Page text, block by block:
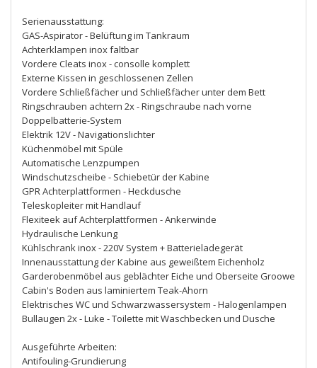
Serienausstattung:
GAS-Aspirator - Belüftung im Tankraum
Achterklampen inox faltbar
Vordere Cleats inox - consolle komplett
Externe Kissen in geschlossenen Zellen
Vordere Schließfächer und Schließfächer unter dem Bett
Ringschrauben achtern 2x - Ringschraube nach vorne
Doppelbatterie-System
Elektrik 12V - Navigationslichter
Küchenmöbel mit Spüle
Automatische Lenzpumpen
Windschutzscheibe - Schiebetür der Kabine
GPR Achterplattformen - Heckdusche
Teleskopleiter mit Handlauf
Flexiteek auf Achterplattformen - Ankerwinde
Hydraulische Lenkung
Kühlschrank inox - 220V System + Batterieladegerät
Innenausstattung der Kabine aus geweißtem Eichenholz
Garderobenmöbel aus geblächter Eiche und Oberseite Groowe
Cabin's Boden aus laminiertem Teak-Ahorn
Elektrisches WC und Schwarzwassersystem - Halogenlampen
Bullaugen 2x - Luke - Toilette mit Waschbecken und Dusche
Ausgeführte Arbeiten:
Antifouling-Grundierung